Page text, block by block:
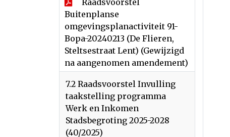
Raadsvoorstel
Buitenplanse
omgevingsplanactiviteit 91-
Bopa-20240213 (De Flieren,
Steltsestraat Lent) (Gewijzigd
na aangenomen amendement)
7.2 Raadsvoorstel Invulling
taakstelling programma
Werk en Inkomen
Stadsbegroting 2025-2028
(40/2025)